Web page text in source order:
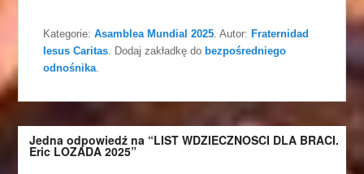
Kategorie:Asamblea Mundial 2025 . Autor: Fraternidad
Iesus Caritas . Dodaj zakładkę do bezpośredniego
odnośnika
Jedna odpowiedź na “LIST WDZIECZNOSCI DLA BRACI.
Eric LOZADA 2025”